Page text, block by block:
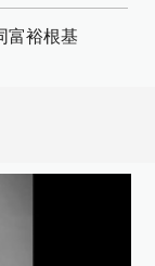
富裕根基